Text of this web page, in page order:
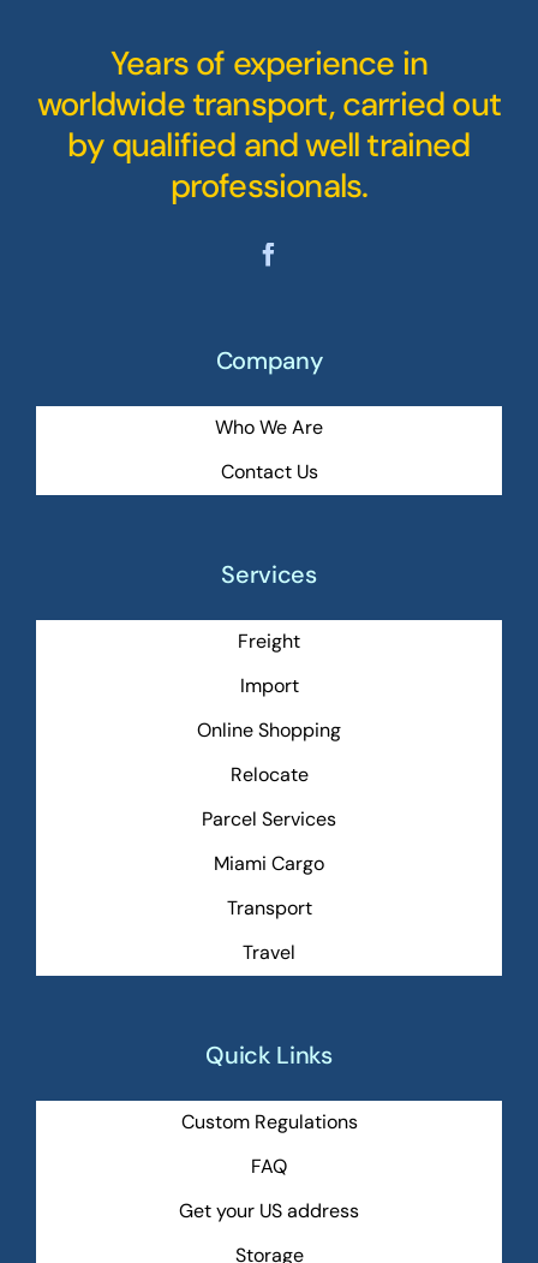
Years of experience in
worldwide transport, carried out
by qualified and well trained
professionals.
Company
Who We Are
Contact Us
Services
Freight
Import
Online Shopping
Relocate
Parcel Services
Miami Cargo
Transport
Travel
Quick Links
Custom Regulations
FAQ
Get your US address
Storage